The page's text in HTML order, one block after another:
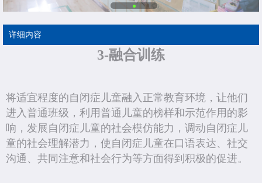
详细内容
3-融合训练
将适宜程度的自闭症儿童融入正常教育环境，让他们
进入普通班级，利用普通儿童的榜样和示范作用的影
响，发展自闭症儿童的社会模仿能力，调动自闭症儿
童的社会理解潜力，使自闭症儿童在口语表达、社交
沟通、共同注意和社会行为等方面得到积极的促进。